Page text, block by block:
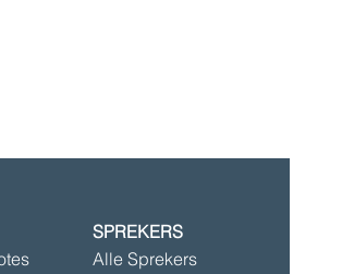
©2025 door Speakersbase
SPREKERS
Alle Sprekers